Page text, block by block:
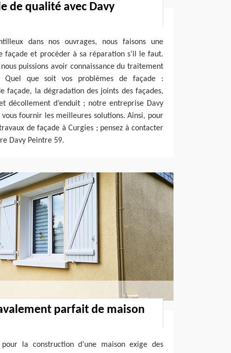
de qualité avec Davy
dans nos ouvrages, nous faisons une
façade et procéder à sa réparation s’il le faut.
puissions avoir connaissance du traitement
Quel que soit vos problèmes de façade :
façade, la dégradation des joints des façades,
décollement d’enduit ; notre entreprise Davy
fournir les meilleures solutions. Ainsi, pour
de façade à Curgies ; pensez à contacter
Davy Peintre 59.
parfait de maison
la construction d’une maison exige des